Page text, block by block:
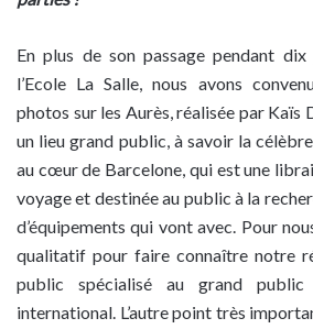
En plus de son passage pendant
l’Ecole La Salle, nous avons
photos sur les Aurès, réalisée par Kaïs
un lieu grand public, à savoir la
au cœur de Barcelone, qui est une
voyage et destinée au public à la
d’équipements qui vont avec. Pour
qualitatif pour faire connaître notre
public spécialisé au grand
international. L’autre point très